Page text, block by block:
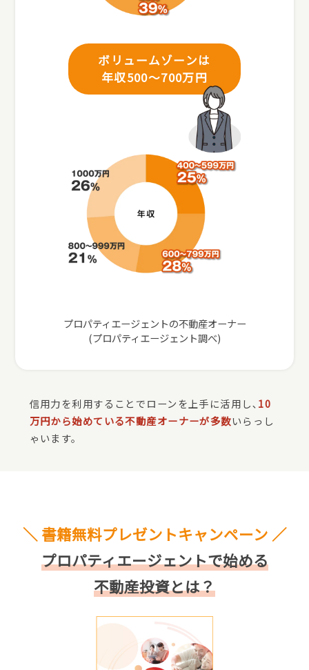
ボリュームゾーンは
年収500～700万円
プロパティエージェントの不動産オーナー
(プロパティエージェント調べ)
信用力を利用することでローンを上手に活用し､ 10
万円から始めている不動産オーナーが多数いらっし
ゃいます。
＼ 書籍無料プレゼントキャンペーン ／
プロパティエージェントで始める
不動産投資とは？